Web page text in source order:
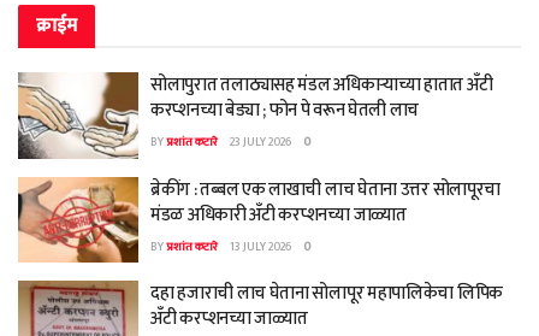
क्राईम
सोलापुरात तलाठ्यासह मंडल अधिकाऱ्याच्या हातात अँटी
करप्शनच्या बेड्या ; फोन पे वरून घेतली लाच
BYप्रशांत कटारे 23 JULY 2026 0
ब्रेकींग : तब्बल एक लाखाची लाच घेताना उत्तर सोलापूरचा
मंडळ अधिकारी अँटी करप्शनच्या जाळ्यात
BYप्रशांत कटारे 13 JULY 2026 0
दहा हजाराची लाच घेताना सोलापूर महापालिकेचा लिपिक
अँटी करप्शनच्या जाळ्यात